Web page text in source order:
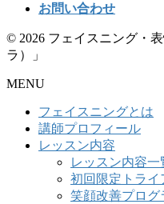
お問い合わせ
© 2026 フェイスニング・
ラ）」
MENU
フェイスニングとは
講師プロフィール
レッスン内容
レッスン内容一
初回限定トライ
笑顔改善プログ